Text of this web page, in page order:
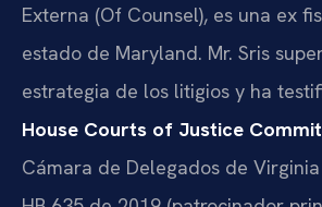
Externa (Of Counsel), es una ex
estado de Maryland. Mr. Sris
estrategia de los litigios y ha
House Courts of Justice
Cámara de Delegados de